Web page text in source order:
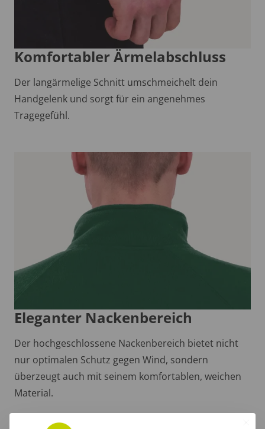
Komfortabler Ärmelabschluss
Der langärmelige Schnitt umschmeichelt dein
Handgelenk und sorgt für ein angenehmes
Tragegefühl.
Eleganter Nackenbereich
Der hochgeschlossene Nackenbereich bietet nicht
nur optimalen Schutz gegen Wind, sondern
überzeugt auch mit seinem komfortablen, weichen
Material.